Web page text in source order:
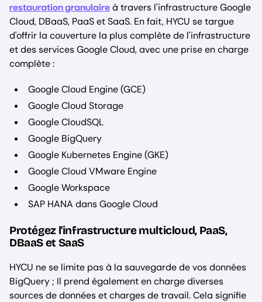
restauration granulaireà travers l'infrastructure Google
Cloud, DBaaS, PaaS et SaaS. En fait, HYCU se targue
d'offrir la couverture la plus complète de l'infrastructure
et des services Google Cloud, avec une prise en charge
complète :
Google Cloud Engine (GCE)
Google Cloud Storage
Google CloudSQL
Google BigQuery
Google Kubernetes Engine (GKE)
Google Cloud VMware Engine
Google Workspace
SAP HANA dans Google Cloud
Protégez l'infrastructure multicloud, PaaS,
DBaaS et SaaS
HYCU ne se limite pas à la sauvegarde de vos données
BigQuery ; Il prend également en charge diverses
sources de données et charges de travail. Cela signifie